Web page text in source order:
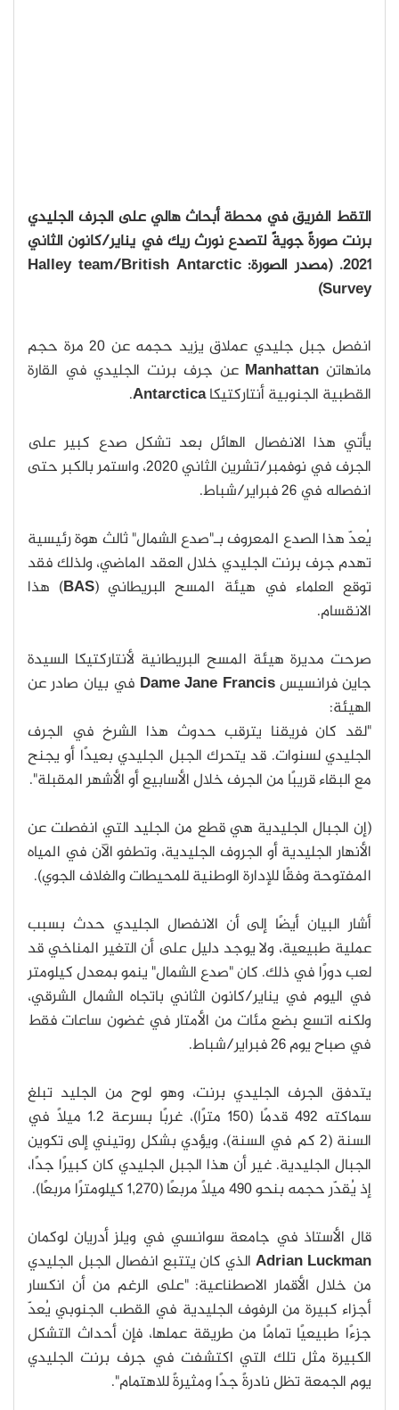
التقط الفريق في محطة أبحاث هالي على الجرف الجليدي
برنت صورةً جويةً لتصدع نورث ريك في يناير/كانون الثاني
2021. (مصدر الصورة: Halley team/British Antarctic
Survey)
انفصل جبل جليدي عملاق يزيد حجمه عن 20 مرة حجم
مانهاتن Manhattan عن جرف برنت الجليدي في القارة
القطبية الجنوبية أنتاركتيكاAntarctica
.
يأتي هذا الانفصال الهائل بعد تشكل صدع كبير على
الجرف في نوفمبر/تشرين الثاني 2020، واستمر بالكبر حتى
انفصاله في 26 فبراير/شباط.
يُعدّ هذا الصدع المعروف بـ"صدع الشمال" ثالث هوة رئيسية
تهدم جرف برنت الجليدي خلال العقد الماضي، ولذلك فقد
توقع العلماء في هيئة المسح البريطاني (BAS) هذا
الانقسام.
صرحت مديرة هيئة المسح البريطانية لأنتاركتيكا السيدة
جاين فرانسيسDame Jane Francis في بيان صادر عن
الهيئة:
"لقد كان فريقنا يترقب حدوث هذا الشرخ في الجرف
الجليدي لسنوات. قد يتحرك الجبل الجليدي بعيدًا أو يجنح
مع البقاء قريبًا من الجرف خلال الأسابيع أو الأشهر المقبلة".
(إن الجبال الجليدية هي قطع من الجليد التي انفصلت عن
الأنهار الجليدية أو الجروف الجليدية، وتطفو الآن في المياه
المفتوحة وفقًا للإدارة الوطنية للمحيطات والغلاف الجوي).
أشار البيان أيضًا إلى أن الانفصال الجليدي حدث بسبب
عملية طبيعية، ولا يوجد دليل على أن التغير المناخي قد
لعب دورًا في ذلك. كان "صدع الشمال" ينمو بمعدل كيلومتر
في اليوم في يناير/كانون الثاني باتجاه الشمال الشرقي،
ولكنه اتسع بضع مئات من الأمتار في غضون ساعات فقط
في صباح يوم 26 فبراير/شباط.
يتدفق الجرف الجليدي برنت، وهو لوح من الجليد تبلغ
سماكته 492 قدمًا (150 مترًا)، غربًا بسرعة 1.2 ميلًا في
السنة (2 كم في السنة)، ويؤدي بشكل روتيني إلى تكوين
الجبال الجليدية. غير أن هذا الجبل الجليدي كان كبيرًا جدًا،
إذ يُقدّر حجمه بنحو 490 ميلًا مربعًا (1,270 كيلومترًا مربعًا).
قال الأستاذ في جامعة سوانسي في ويلز أدريان لوكمان
Adrian Luckmanالذي كان يتتبع انفصال الجبل الجليدي
من خلال الأقمار الاصطناعية: "على الرغم من أن انكسار
أجزاء كبيرة من الرفوف الجليدية في القطب الجنوبي يُعدّ
جزءًا طبيعيًا تمامًا من طريقة عملها، فإن أحداث التشكل
الكبيرة مثل تلك التي اكتشفت في جرف برنت الجليدي
يوم الجمعة تظل نادرةً جدًا ومثيرةً للاهتمام".